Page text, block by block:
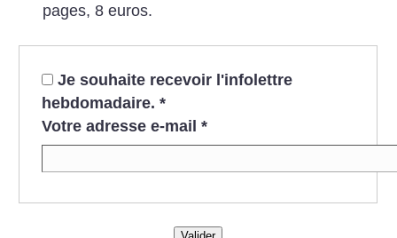
pages, 8 euros.
Je souhaite recevoir l'infolettre
hebdomadaire. *
Votre adresse e-mail *